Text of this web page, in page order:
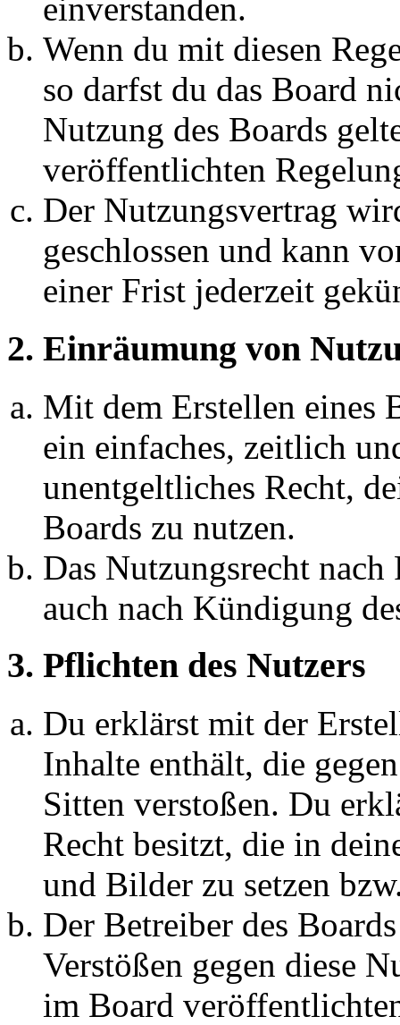
einverstanden.
Wenn du mit diesen
so darfst du das Board
Nutzung des Boards
veröffentlichten
Der Nutzungsvertrag
geschlossen und kann
einer Frist jederzeit
2. Einräumung von
Mit dem Erstellen eines
ein einfaches, zeitlich
unentgeltliches Recht,
Boards zu nutzen.
Das Nutzungsrecht
auch nach Kündigung
3. Pflichten des Nutzers
Du erklärst mit der
Inhalte enthält, die
Sitten verstoßen. Du
Recht besitzt, die in
und Bilder zu setzen
Der Betreiber des
Verstößen gegen diese
im Board